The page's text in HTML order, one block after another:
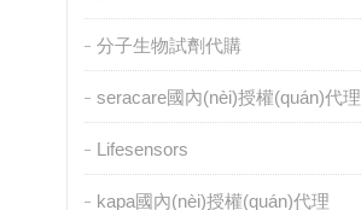
分子生物試劑代購
seracare國內(nèi)授權(quán)代理
Lifesensors
kapa國內(nèi)授權(quán)代理